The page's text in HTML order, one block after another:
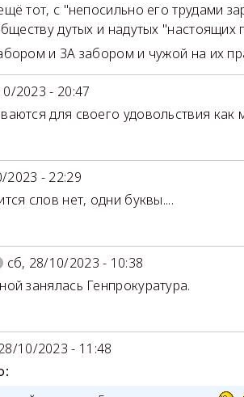
тот, с "непосильно его трудами
дутых и надутых "настоящих
и ЗА забором и чужой на их
2023 - 20:47
для своего удовольствия как
2023 - 22:29
слов нет, одни буквы....
сб, 28/10/2023 - 10:38
занялась Генпрокуратура.
10/2023 - 11:48